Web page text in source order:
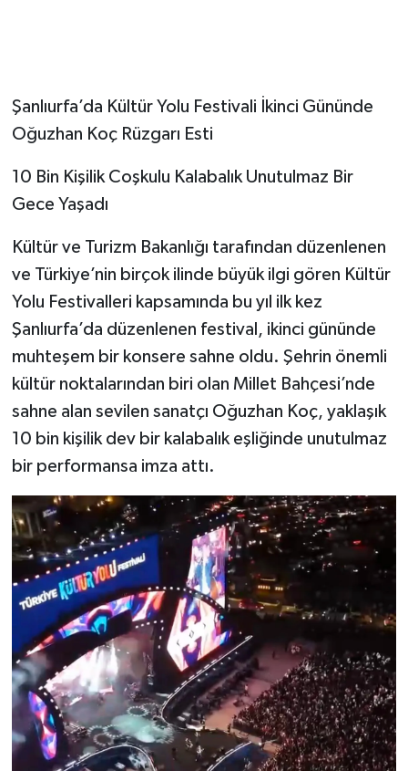
Şanlıurfa’da Kültür Yolu Festivali İkinci Gününde
Oğuzhan Koç Rüzgarı Esti
10 Bin Kişilik Coşkulu Kalabalık Unutulmaz Bir
Gece Yaşadı
Kültür ve Turizm Bakanlığı tarafından düzenlenen
ve Türkiye’nin birçok ilinde büyük ilgi gören Kültür
Yolu Festivalleri kapsamında bu yıl ilk kez
Şanlıurfa’da düzenlenen festival, ikinci gününde
muhteşem bir konsere sahne oldu. Şehrin önemli
kültür noktalarından biri olan Millet Bahçesi’nde
sahne alan sevilen sanatçı Oğuzhan Koç, yaklaşık
10 bin kişilik dev bir kalabalık eşliğinde unutulmaz
bir performansa imza attı.